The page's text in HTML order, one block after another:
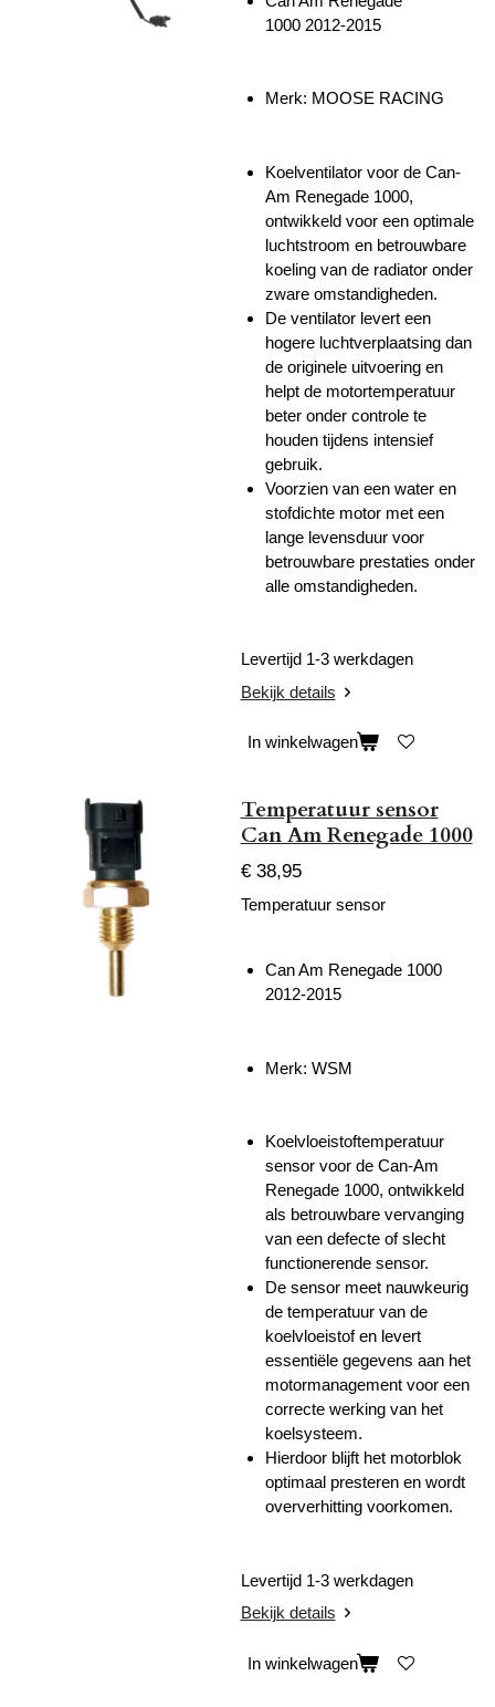
1000 2012-2015
Merk: MOOSE RACING
Koelventilator voor de Can-
Am Renegade 1000,
ontwikkeld voor een optimale
luchtstroom en betrouwbare
koeling van de radiator onder
zware omstandigheden.
De ventilator levert een
hogere luchtverplaatsing dan
de originele uitvoering en
helpt de motortemperatuur
beter onder controle te
houden tijdens intensief
gebruik.
Voorzien van een water en
stofdichte motor met een
lange levensduur voor
betrouwbare prestaties onder
alle omstandigheden.
Levertijd 1-3 werkdagen
Bekijk details
In winkelwagen
Temperatuur sensor
Can Am Renegade 1000
€ 38,95
Temperatuur sensor
Can Am Renegade 1000
2012-2015
Merk: WSM
Koelvloeistoftemperatuur
sensor voor de Can-Am
Renegade 1000, ontwikkeld
als betrouwbare vervanging
van een defecte of slecht
functionerende sensor.
De sensor meet nauwkeurig
de temperatuur van de
koelvloeistof en levert
essentiële gegevens aan het
motormanagement voor een
correcte werking van het
koelsysteem.
Hierdoor blijft het motorblok
optimaal presteren en wordt
oververhitting voorkomen.
Levertijd 1-3 werkdagen
Bekijk details
In winkelwagen